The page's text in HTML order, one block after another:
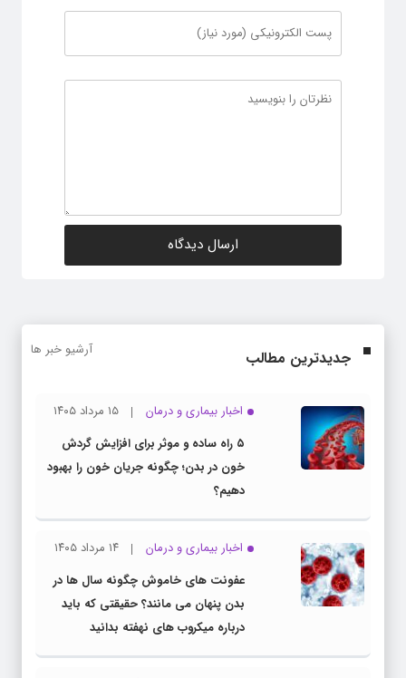
جدیدترین مطالب آرشیو خبر ها
اخبار بیماری و درمان
۱۵ مرداد ۱۴۰۵
۵ راه ساده و موثر برای افزایش گردش
خون در بدن؛ چگونه جریان خون را بهبود
دهیم؟
اخبار بیماری و درمان
۱۴ مرداد ۱۴۰۵
عفونت های خاموش چگونه سال ها در
بدن پنهان می مانند؟ حقیقتی که باید
درباره میکروب های نهفته بدانید